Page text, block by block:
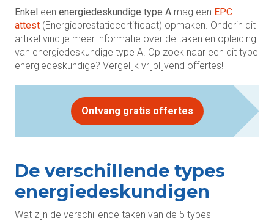
Enkel een energiedeskundige type A mag een EPC
attest (Energieprestatiecertificaat) opmaken. Onderin dit
artikel vind je meer informatie over de taken en opleiding
van energiedeskundige type A. Op zoek naar een dit type
energiedeskundige? Vergelijk vrijblijvend offertes!
Ontvang gratis offertes
De verschillende types
energiedeskundigen
Wat zijn de verschillende taken van de 5 types